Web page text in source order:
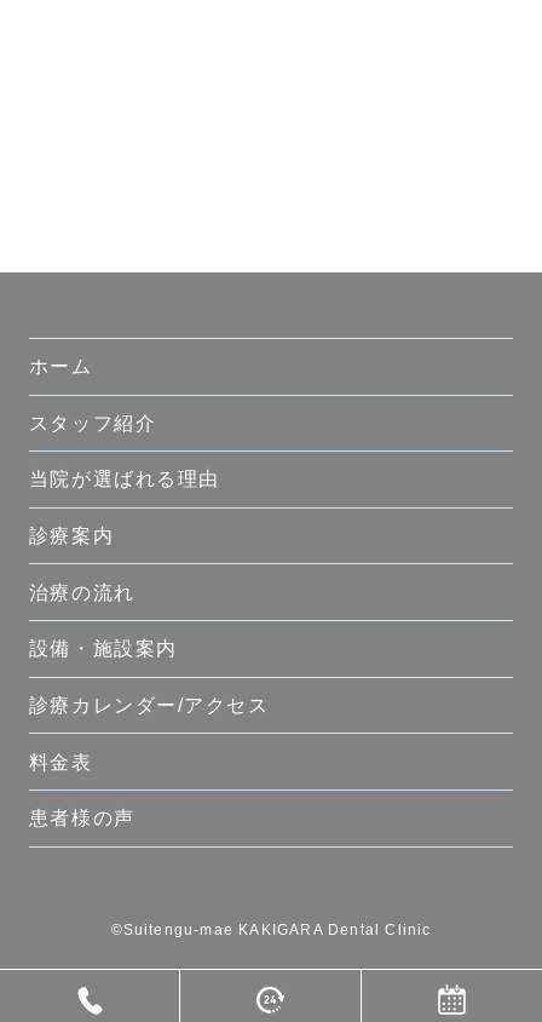
ホーム
スタッフ紹介
当院が選ばれる理由
診療案内
治療の流れ
設備・施設案内
診療カレンダー/アクセス
料金表
患者様の声
©Suitengu-mae KAKIGARA Dental Clinic